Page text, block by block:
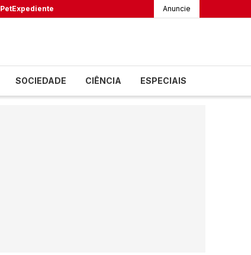
PetExpediente Anuncie
SOCIEDADE CIÊNCIA ESPECIAIS